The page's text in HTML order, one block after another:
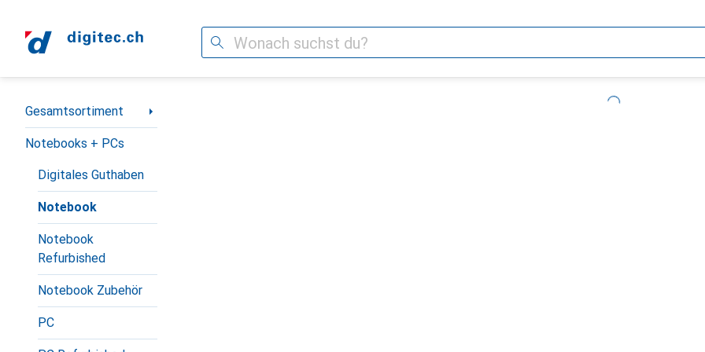
Suche
Navigation nach Kategorien
Gesamtsortiment
Notebooks + PCs
Digitales Guthaben
Notebook
Notebook
Refurbished
Notebook Zubehör
PC